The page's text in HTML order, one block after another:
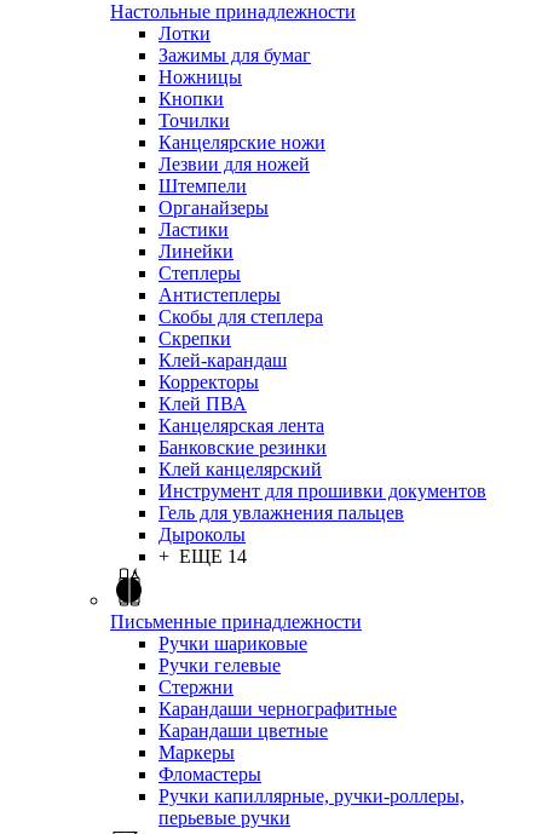
Настольные принадлежности
Лотки
Зажимы для бумаг
Ножницы
Кнопки
Точилки
Канцелярские ножи
Лезвии для ножей
Штемпели
Органайзеры
Ластики
Линейки
Степлеры
Антистеплеры
Скобы для степлера
Скрепки
Клей-карандаш
Корректоры
Клей ПВА
Канцелярская лента
Банковские резинки
Клей канцелярский
Инструмент для прошивки документов
Гель для увлажнения пальцев
Дыроколы
+ ЕЩЕ 14
Письменные принадлежности
Ручки шариковые
Ручки гелевые
Стержни
Карандаши чернографитные
Карандаши цветные
Маркеры
Фломастеры
Ручки капиллярные, ручки-роллеры,
перьевые ручки